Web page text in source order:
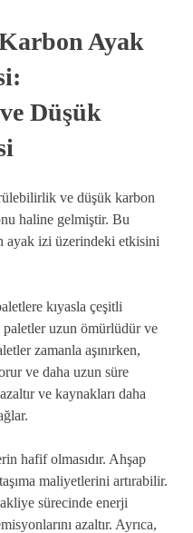
Ayak
Düşük
ve düşük karbon
haline gelmiştir. Bu
ayak izi üzerindeki etkisini
kıyasla çeşitli
uzun ömürlüdür ve
zamanla aşınırken,
ve daha uzun süre
ve kaynakları daha
hafif olmasıdır. Ahşap
maliyetlerini artırabilir.
sürecinde enerji
azaltır. Ayrıca,